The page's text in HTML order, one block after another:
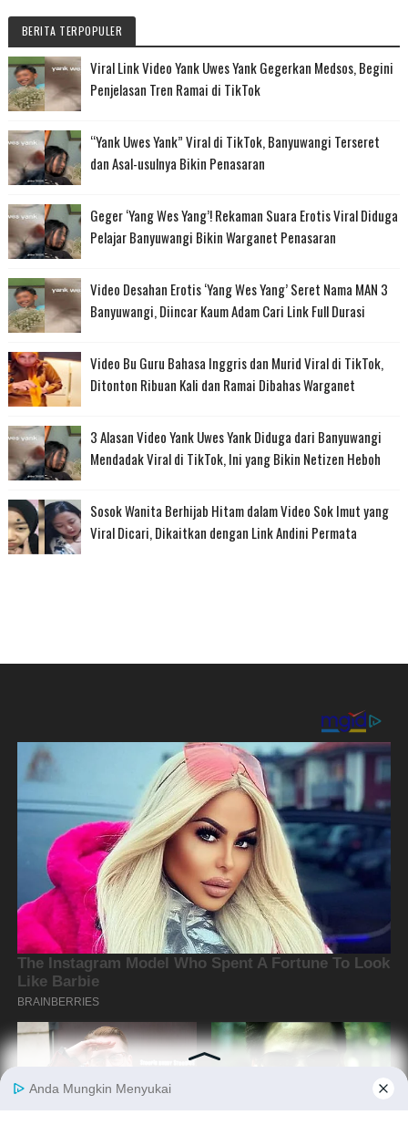
BERITA TERPOPULER
Viral Link Video Yank Uwes Yank Gegerkan Medsos, Begini
Penjelasan Tren Ramai di TikTok
“Yank Uwes Yank” Viral di TikTok, Banyuwangi Terseret
dan Asal-usulnya Bikin Penasaran
Geger ‘Yang Wes Yang’! Rekaman Suara Erotis Viral Diduga
Pelajar Banyuwangi Bikin Warganet Penasaran
Video Desahan Erotis ‘Yang Wes Yang’ Seret Nama MAN 3
Banyuwangi, Diincar Kaum Adam Cari Link Full Durasi
Video Bu Guru Bahasa Inggris dan Murid Viral di TikTok,
Ditonton Ribuan Kali dan Ramai Dibahas Warganet
3 Alasan Video Yank Uwes Yank Diduga dari Banyuwangi
Mendadak Viral di TikTok, Ini yang Bikin Netizen Heboh
Sosok Wanita Berhijab Hitam dalam Video Sok Imut yang
Viral Dicari, Dikaitkan dengan Link Andini Permata